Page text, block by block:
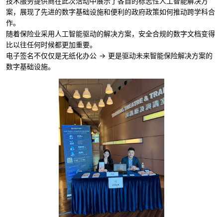
案，展现了先进的数字基础设施和便利的政府政策如何推动跨学科合
作。
随着保险业采用人工智能驱动的解决方案，安全合规的数字文档变得
比以往任何时候都更加重要。
电子签名不仅仅是无纸化办公 → 更是驱动未来智能保险解决方案的
数字基础设施。